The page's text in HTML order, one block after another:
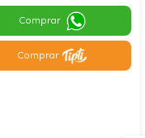
Comprar
Comprar